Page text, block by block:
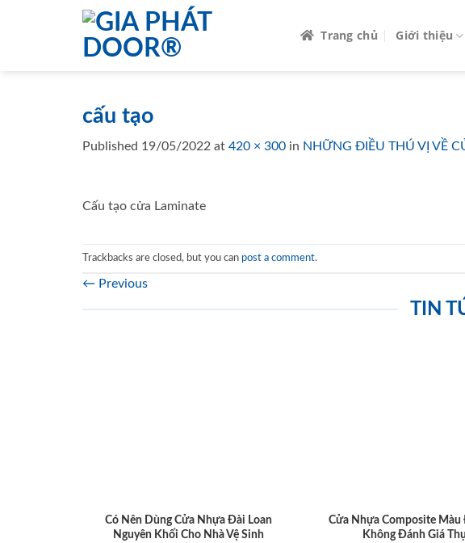
Trang chủ Giới thiệu
cấu tạo
Published 19/05/2022 at 420 × 300 in NHỮNG ĐIỀU THÚ VỊ VỀ
Cấu tạo cửa Laminate
Trackbacks are closed, but you can post a comment.
← Previous
TIN
Có Nên Dùng Cửa Nhựa Đài Loan
Nguyên Khối Cho Nhà Vệ Sinh
Cửa Nhựa Composite Màu
Không Đánh Giá